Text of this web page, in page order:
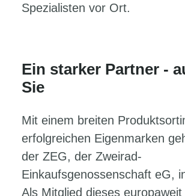
Spezialisten vor Ort.
Ein starker Partner -
Sie
Mit einem breiten
erfolgreichen Eigenmarken
der ZEG, der Zweirad-
Einkaufsgenossenschaft eG,
Als Mitglied dieses